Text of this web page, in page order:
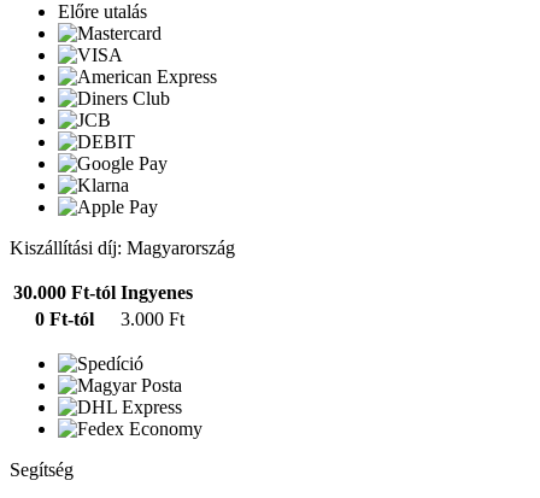
Előre utalás
Kiszállítási díj: Magyarország
30.000 Ft-tól Ingyenes
0 Ft-tól
3.000 Ft
Segítség